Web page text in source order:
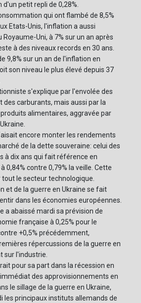
petit repli de 0,28%.
qui ont flambé de 8,5%
Etats-Unis, l'inflation a aussi
Uni, à 7% sur un an après
à des niveaux records en 30 ans.
9,8% sur un an de l'inflation en
son niveau le plus élevé depuis 37
s'explique par l'envolée des
des carburants, mais aussi par la
alimentaires, aggravée par
encore monter les rendements
de la dette souveraine: celui des
à dix ans qui fait référence en
0,84% contre 0,79% la veille. Cette
le secteur technologique.
et de la guerre en Ukraine se fait
dans les économies européennes.
a abaissé mardi sa prévision de
française à 0,25% pour le
+0,5% précédemment,
répercussions de la guerre en
sur l'industrie.
pour sa part dans la récession en
des approvisionnements en
le sillage de la guerre en Ukraine,
les principaux instituts allemands de